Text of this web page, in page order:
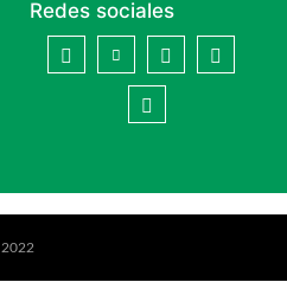
Redes sociales
, 2022